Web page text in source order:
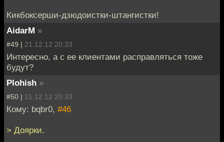
Кикбоксерши-дзюдоистки-штангистки!
AidarM »
#49 | 21.12.12 20:33
Интересно, а с ее клиентами расправляться тоже
будут?
Plohish »
#50 | 21.12.12 20:33
Кому: bqbr0, #46
> Доярки.